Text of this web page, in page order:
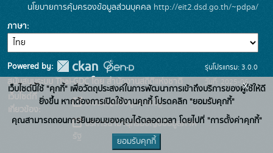
นโยบายการคุ้มครองข้อมูลส่วนบุคคล http://eit2.dsd.go.th/~pdpa/
ภาษา
Powered by:
สนับสนุนระบบ Thai-GDC โดย สำนักงานสถิติแห่งชาติ
เว็บไซต์ที่
เกี่ยวข้อง:
ระบบบัญชีข้อมูลภาครัฐ
บริการนามานุกรมบัญชีข้อมูลภาค
รุ่นโปรแกรม: 3.0.0
วันที่: 2025-06-
10
เว็บไซต์นี้ใช้ "คุกกี้" เพื่อวัตถุประสงค์ในการพัฒนาการเข้าถึงบริการของผู้ใช้ให้ดี
ยิ่งขึ้น หากต้องการเปิดใช้งานคุกกี้ โปรดคลิก "ยอมรับคุกกี้"
คุณสามารถถอนการยินยอมของคุณได้ตลอดเวลา โดยไปที่ "การตั้งค่าคุกกี้"
ยอมรับคุกกี้
x